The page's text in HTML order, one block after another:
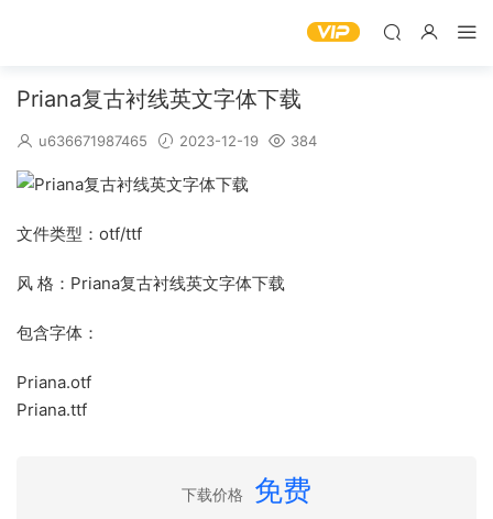
Priana复古衬线英文字体下载
u636671987465 2023-12-19 384
文件类型：otf/ttf
风 格：Priana复古衬线英文字体下载
包含字体：
Priana.otf
Priana.ttf
下载价格 免费